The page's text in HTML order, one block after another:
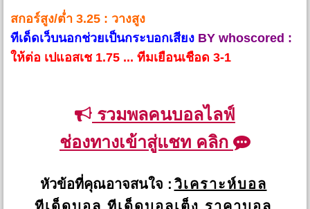
สกอร์สูง/ต่ำ 3.25 : วางสูง
ทีเด็ดเว็บนอกช่วยเป็นกระบอกเสียง BY whoscored :
ให้ต่อ เปแอสเช 1.75 ... ทีมเยือนเชือด 3-1
รวมพลคนบอลไลฟ์
ช่องทางเข้าสู่แชท คลิก
หัวข้อที่คุณอาจสนใจ : วิเคราะห์บอล